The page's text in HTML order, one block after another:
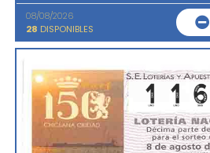
08/08/2026
28 DISPONIBLES